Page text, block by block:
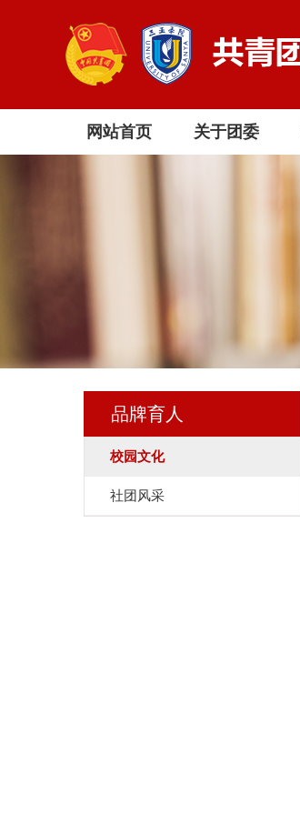
网站首页 关于团委
品牌育人
校园文化
社团风采